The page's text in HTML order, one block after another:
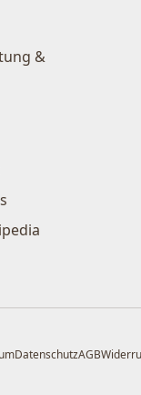
&
DatenschutzAGB